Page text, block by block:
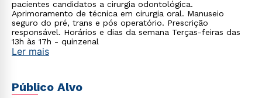
pacientes candidatos a cirurgia odontológica.
Aprimoramento de técnica em cirurgia oral. Manuseio
seguro do pré, trans e pós operatório. Prescrição
responsável. Horários e dias da semana Terças-feiras das
13h às 17h - quinzenal
Ler mais
Público Alvo